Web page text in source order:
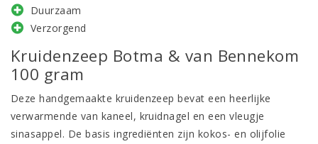
Duurzaam
Verzorgend
Kruidenzeep Botma & van Bennekom
100 gram
Deze handgemaakte kruidenzeep bevat een heerlijke
verwarmende van kaneel, kruidnagel en een vleugje
sinasappel. De basis ingrediënten zijn kokos- en olijfolie